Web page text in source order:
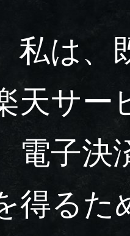
は、
天サー
電子決
得るた